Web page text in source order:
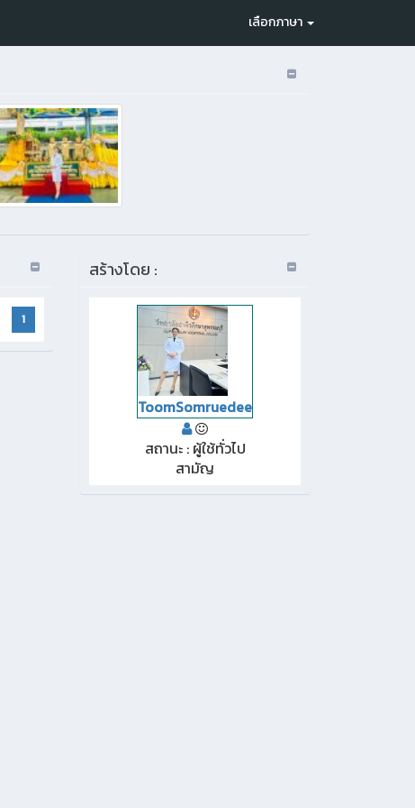
เลือกภาษา
1
สร้างโดย :
ToomSomruedee
สถานะ : ผู้ใช้ทั่วไป
สามัญ